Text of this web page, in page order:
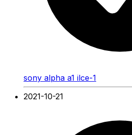
sony alpha a1 ilce-1
2021-10-21